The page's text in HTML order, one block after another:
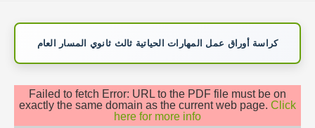
كراسة أوراق عمل المهارات الحياتية ثالث ثانوي المسار العام
Failed to fetch Error: URL to the PDF file must be on
exactly the same domain as the current web page. Click
here for more info